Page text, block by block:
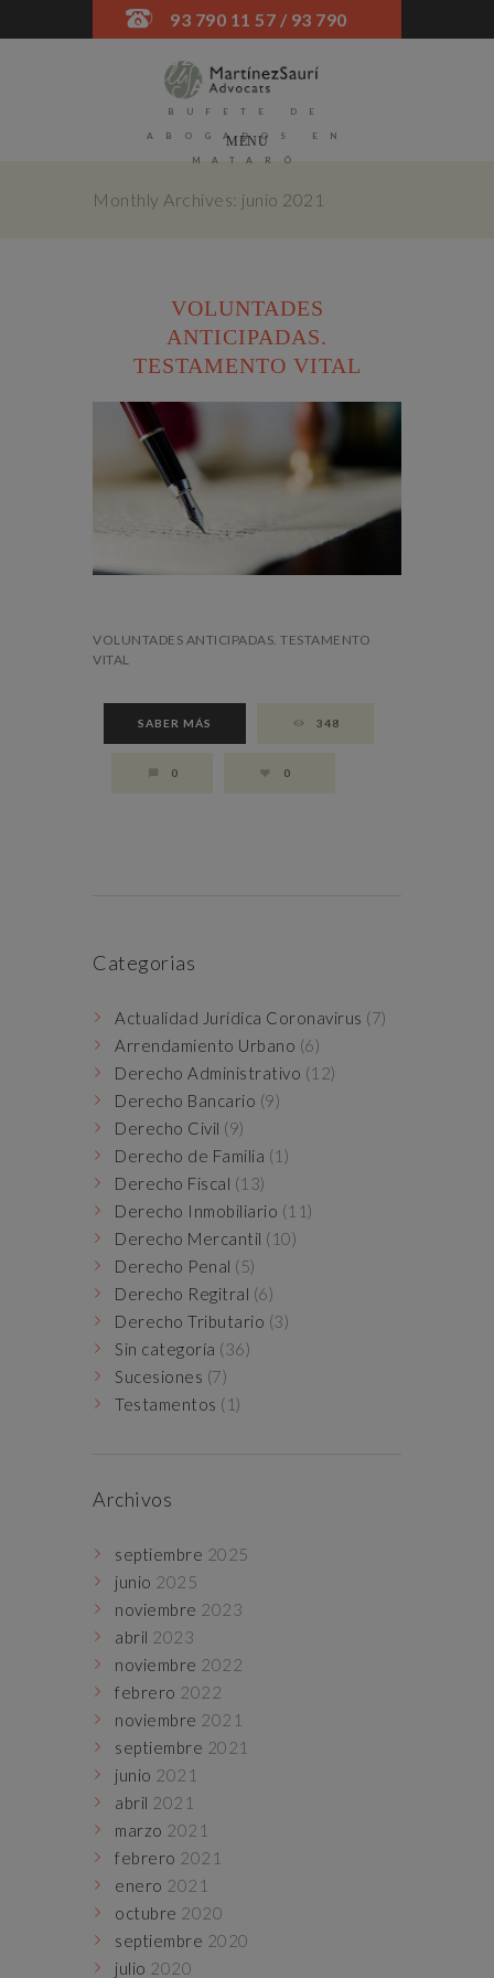
93 790 11 57 / 93 790
52 45
BUFETE DE
ABOGADOS EN
MATARÓ
MENU
Monthly Archives: junio 2021
VOLUNTADES
ANTICIPADAS.
TESTAMENTO VITAL
VOLUNTADES ANTICIPADAS. TESTAMENTO
VITAL
SABER MÁS 348
0 0
Categorias
Actualidad Jurídica Coronavirus (7)
Arrendamiento Urbano (6)
Derecho Administrativo (12)
Derecho Bancario (9)
Derecho Civil (9)
Derecho de Familia (1)
Derecho Fiscal (13)
Derecho Inmobiliario (11)
Derecho Mercantil (10)
Derecho Penal (5)
Derecho Regitral (6)
Derecho Tributario (3)
Sin categoría (36)
Sucesiones (7)
Testamentos (1)
Archivos
septiembre 2025
junio 2025
noviembre 2023
abril 2023
noviembre 2022
febrero 2022
noviembre 2021
septiembre 2021
junio 2021
abril 2021
marzo 2021
febrero 2021
enero 2021
octubre 2020
septiembre 2020
julio 2020